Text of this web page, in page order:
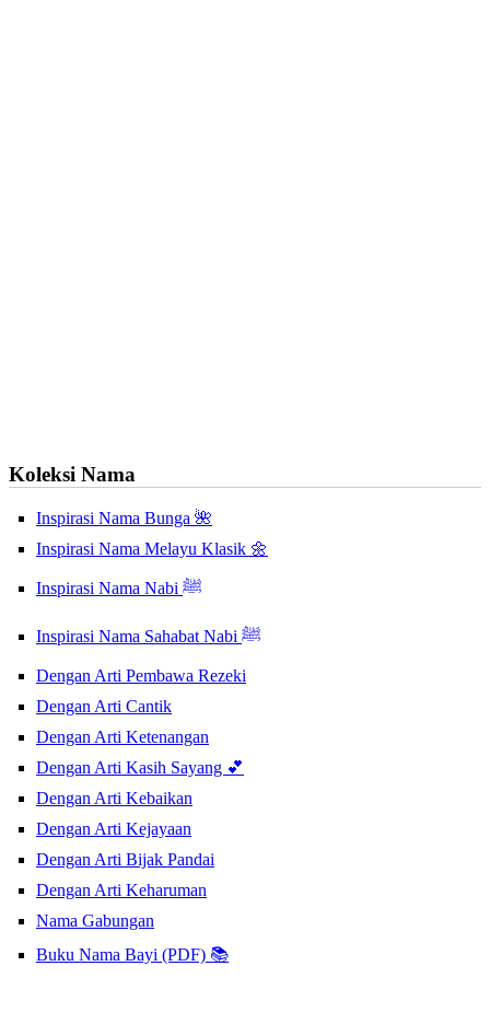
Koleksi Nama
Inspirasi Nama Bunga 🌺
Inspirasi Nama Melayu Klasik 🌼
Inspirasi Nama Nabi ﷺ
Inspirasi Nama Sahabat Nabi ﷺ
Dengan Arti Pembawa Rezeki
Dengan Arti Cantik
Dengan Arti Ketenangan
Dengan Arti Kasih Sayang 💕
Dengan Arti Kebaikan
Dengan Arti Kejayaan
Dengan Arti Bijak Pandai
Dengan Arti Keharuman
Nama Gabungan
Buku Nama Bayi (PDF) 📚